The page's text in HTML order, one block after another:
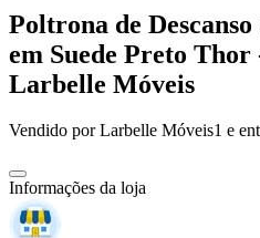
Poltrona de
em Suede Preto
Larbelle Móveis
Vendido porLarbelle Móveis1 e
Informações da loja